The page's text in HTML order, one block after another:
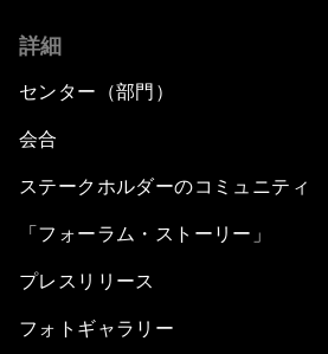
詳細
センター（部門）
会合
ステークホルダーのコミュニティ
「フォーラム・ストーリー」
プレスリリース
フォトギャラリー